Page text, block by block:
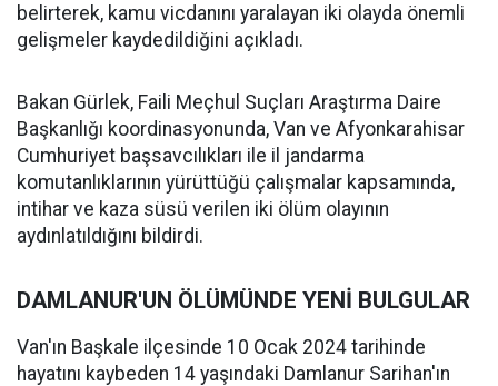
belirterek, kamu vicdanını yaralayan iki olayda önemli
gelişmeler kaydedildiğini açıkladı.
Bakan Gürlek, Faili Meçhul Suçları Araştırma Daire
Başkanlığı koordinasyonunda, Van ve Afyonkarahisar
Cumhuriyet başsavcılıkları ile il jandarma
komutanlıklarının yürüttüğü çalışmalar kapsamında,
intihar ve kaza süsü verilen iki ölüm olayının
aydınlatıldığını bildirdi.
DAMLANUR'UN ÖLÜMÜNDE YENİ BULGULAR
Van'ın Başkale ilçesinde 10 Ocak 2024 tarihinde
hayatını kaybeden 14 yaşındaki Damlanur Sarihan'ın